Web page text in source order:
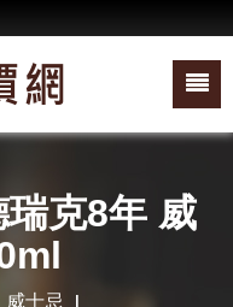
克8年 威
威士忌